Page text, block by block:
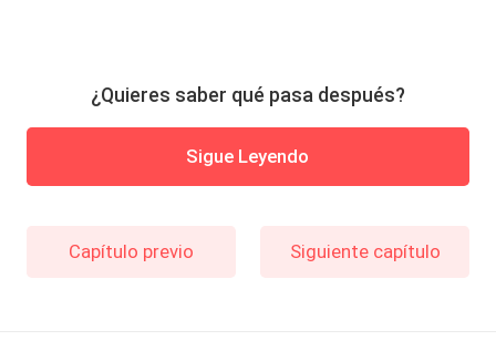
¿Quieres saber qué pasa después?
Sigue Leyendo
Capítulo previo Siguiente capítulo